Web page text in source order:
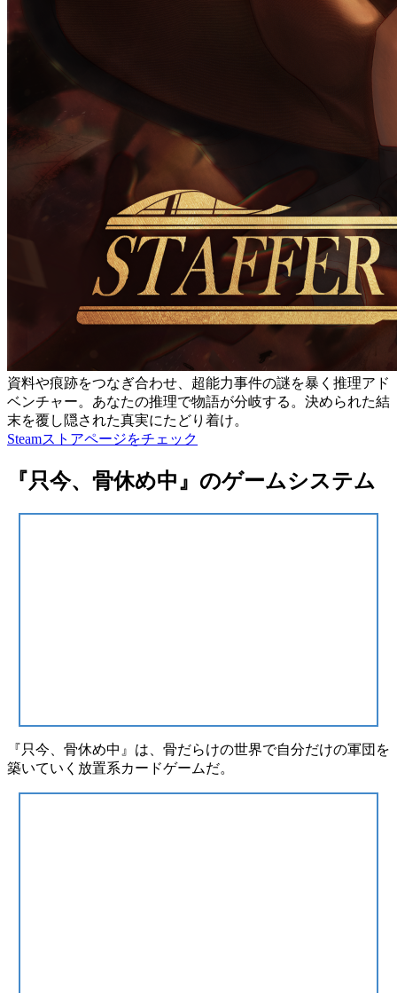
資料や痕跡をつなぎ合わせ、超能力事件の謎を暴く推理アド
ベンチャー。あなたの推理で物語が分岐する。決められた結
末を覆し隠された真実にたどり着け。
Steamストアページをチェック
『只今、骨休め中』のゲームシステム
『只今、骨休め中』は、骨だらけの世界で自分だけの軍団を
築いていく放置系カードゲームだ。